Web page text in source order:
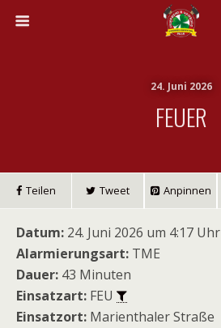
24. Juni 2026
FEUER
Teilen Tweet Anpinnen
Datum: 24. Juni 2026 um 4:17 Uhr
Alarmierungsart: TME
Dauer: 43 Minuten
Einsatzart: FEU
Einsatzort: Marienthaler Straße